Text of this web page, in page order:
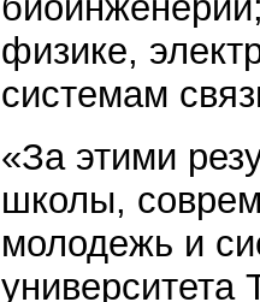
физике,
системам
«За этими
школы,
молодежь и
университета